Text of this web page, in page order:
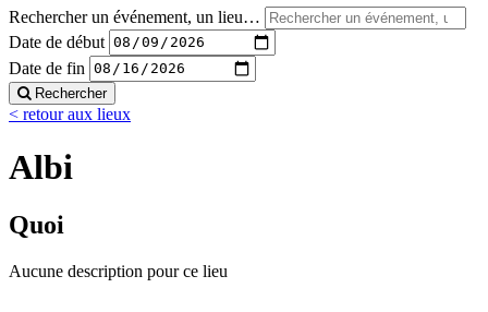
Rechercher un événement, un lieu…
Date de début
Date de fin
Rechercher
< retour aux lieux
Albi
Quoi
Aucune description pour ce lieu